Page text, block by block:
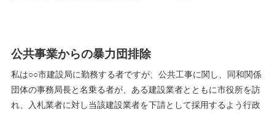
公共事業からの暴力団排除
私は○○市建設局に勤務する者ですが、公共工事に関し、同和関係
団体の事務局長と名乗る者が、ある建設業者とともに市役所を訪
れ、入札業者に対し当該建設業者を下請として採用するよう行政